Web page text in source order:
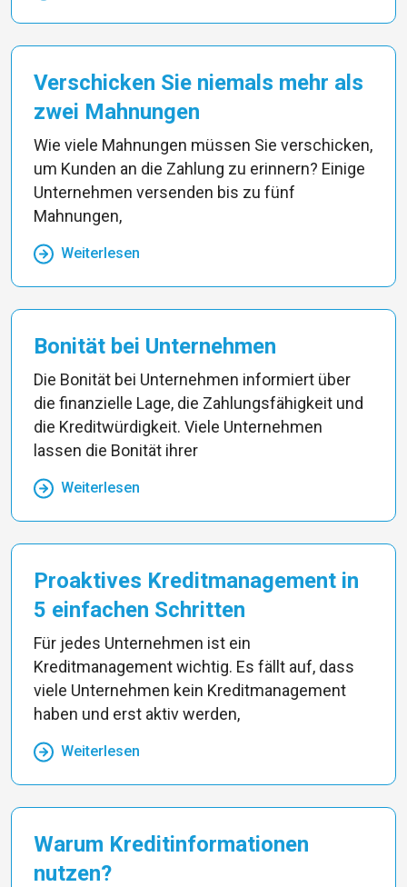
Verschicken Sie niemals mehr als
zwei Mahnungen
Wie viele Mahnungen müssen Sie verschicken,
um Kunden an die Zahlung zu erinnern? Einige
Unternehmen versenden bis zu fünf
Mahnungen,
Weiterlesen
Bonität bei Unternehmen
Die Bonität bei Unternehmen informiert über
die finanzielle Lage, die Zahlungsfähigkeit und
die Kreditwürdigkeit. Viele Unternehmen
lassen die Bonität ihrer
Weiterlesen
Proaktives Kreditmanagement in
5 einfachen Schritten
Für jedes Unternehmen ist ein
Kreditmanagement wichtig. Es fällt auf, dass
viele Unternehmen kein Kreditmanagement
haben und erst aktiv werden,
Weiterlesen
Warum Kreditinformationen
nutzen?